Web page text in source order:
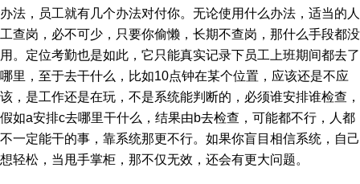
办法，员工就有几个办法对付你。无论使用什么办法，适当的人
工查岗，必不可少，只要你偷懒，长期不查岗，那什么手段都没
用。定位考勤也是如此，它只能真实记录下员工上班期间都去了
哪里，至于去干什么，比如10点钟在某个位置，应该还是不应
该，是工作还是在玩，不是系统能判断的，必须谁安排谁检查，
假如a安排c去哪里干什么，结果由b去检查，可能都不行，人都
不一定能干的事，靠系统那更不行。如果你盲目相信系统，自己
想轻松，当甩手掌柜，那不仅无效，还会有更大问题。